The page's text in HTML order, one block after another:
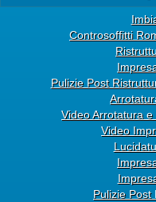
Controsoffitti
Pulizie Post
Video Arrotatura
Video
Pulizie Post